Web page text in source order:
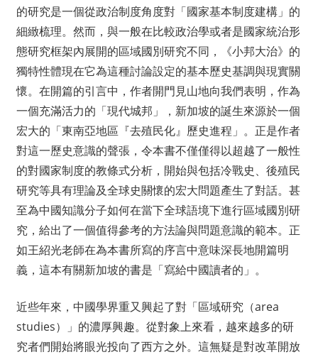
的研究是一個從政治制度角度對「國家基本制度建構」的
細緻梳理。然而，與一般在比較政治學或者是國家統治形
態研究框架內展開的區域國別研究不同，《小邦大治》的
獨特性體現在它為這種討論設定的基本歷史基調與現實關
懷。在開篇的引言中，作者開門見山地向我們表明，作為
一個充滿活力的「現代城邦」，新加坡的誕生來源於一個
宏大的「東南亞地區『去殖民化』歷史進程」。正是作者
對這一歷史意識的聲張，令本書不僅僅得以超越了一般性
的對國家制度的教條式分析，開始與包括冷戰史、後殖民
研究等具有理論及全球史關懷的宏大問題產生了對話。甚
至為中國知識分子如何在當下全球語境下進行區域國別研
究，給出了一個值得參考的方法論與問題意識的範本。正
如王紹光老師在為本書所寫的序言中意味深長地開篇明
義，這本有關新加坡的書是「寫給中國讀者的」。
近些年來，中國學界重又興起了對「區域研究（area
studies）」的濃厚興趣。從對象上來看，越來越多的研
究者們開始將眼光投向了西方之外。這無疑是對改革開放